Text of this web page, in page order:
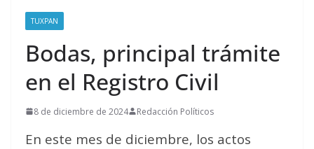
TUXPAN
Bodas, principal trámite
en el Registro Civil
8 de diciembre de 2024 Redacción Políticos
En este mes de diciembre, los actos